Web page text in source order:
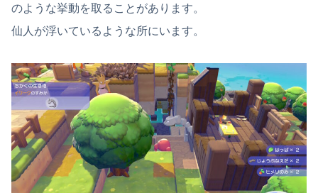
のような挙動を取ることがあります。
仙人が浮いているような所にいます。